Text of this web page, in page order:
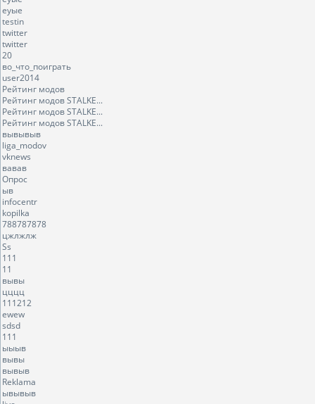
еуые
testin
twitter
twitter
20
во_что_поиграть
user2014
Рейтинг модов
Рейтинг модов STALKE...
Рейтинг модов STALKE...
Рейтинг модов STALKE...
вывывыв
liga_modov
vknews
вавав
Опрос
ыв
infocentr
kopilka
788787878
цжлжлж
Ss
111
11
вывы
цццц
111212
ewew
sdsd
111
ыыыв
вывы
вывыв
Reklama
ывывыв